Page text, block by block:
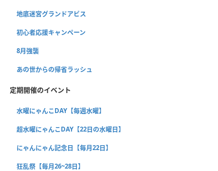
地底迷宮グランドアビス
初心者応援キャンペーン
8月強襲
あの世からの帰省ラッシュ
定期開催のイベント
水曜にゃんこDAY【毎週水曜】
超水曜にゃんこDAY【22日の水曜日】
にゃんにゃん記念日【毎月22日】
狂乱祭【毎月26~28日】